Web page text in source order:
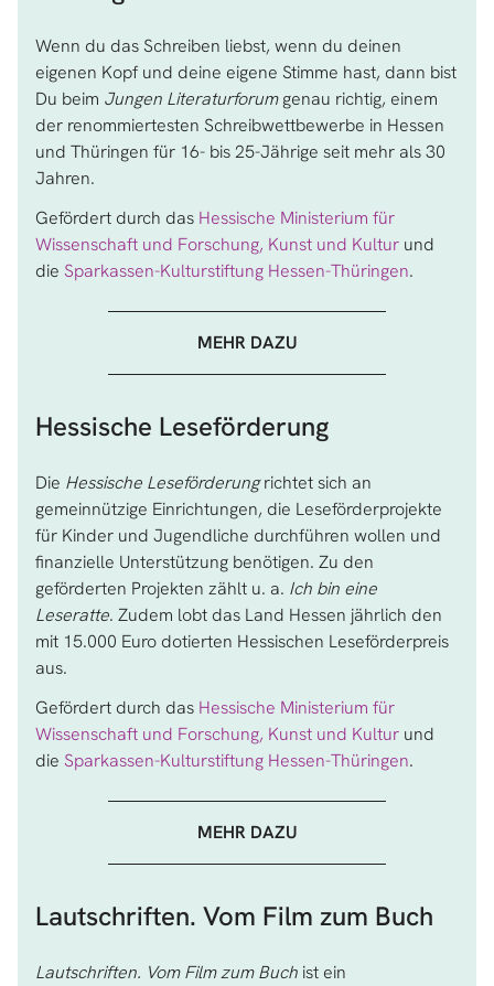
Wenn du das Schreiben liebst, wenn du deinen
eigenen Kopf und deine eigene Stimme hast, dann bist
Du beim Jungen Literaturforumgenau richtig, einem
der renommiertesten Schreibwettbewerbe in Hessen
und Thüringen für 16- bis 25-Jährige seit mehr als 30
Jahren.
Gefördert durch das Hessische Ministerium für
Wissenschaft und Forschung, Kunst und Kultur und
die Sparkassen-Kulturstiftung Hessen-Thüringen.
MEHR DAZU
Hessische Leseförderung
Die Hessische Leseförderungrichtet sich an
gemeinnützige Einrichtungen, die Leseförderprojekte
für Kinder und Jugendliche durchführen wollen und
finanzielle Unterstützung benötigen. Zu den
geförderten Projekten zählt u. a. Ich bin eine
Leseratte. Zudem lobt das Land Hessen jährlich den
mit 15.000 Euro dotierten Hessischen Leseförderpreis
aus.
Gefördert durch das Hessische Ministerium für
Wissenschaft und Forschung, Kunst und Kultur und
die Sparkassen-Kulturstiftung Hessen-Thüringen.
MEHR DAZU
Lautschriften. Vom Film zum Buch
Lautschriften. Vom Film zum Buch ist ein